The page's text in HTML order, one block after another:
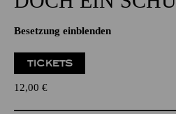
Besetzung einblenden
TICKETS
12,00 €